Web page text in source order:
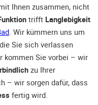
Ihnen zusammen, nicht
trifft Langlebigkeit
. Wir kümmern uns um
Sie sich verlassen
kommen Sie vorbei – wir
zu Ihrer
– wir sorgen dafür, dass
fertig wird.